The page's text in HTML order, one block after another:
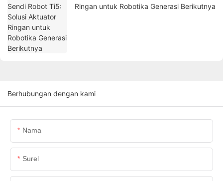
Ringan untuk Robotika Generasi Berikutnya
Berhubungan dengan kami
Nama
Surel